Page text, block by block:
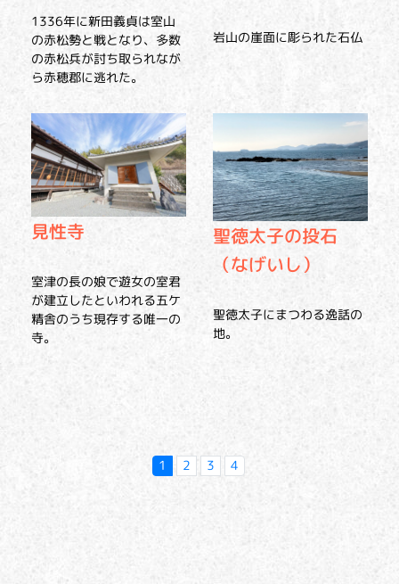
1336年に新田義貞は室山
の赤松勢と戦となり、多数
の赤松兵が討ち取られなが
ら赤穂郡に逃れた。
岩山の崖面に彫られた石仏
見性寺
室津の長の娘で遊女の室君
が建立したといわれる五ケ
精舎のうち現存する唯一の
寺。
聖徳太子の投石
（なげいし）
聖徳太子にまつわる逸話の
地。
1 2 3 4